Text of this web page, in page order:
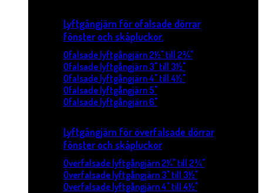
Lyftgångjärn för ofalsade dörrar
fönster och skåpluckor.
Ofalsade lyftgångjärn 2½" till 2¾"
Ofalsade lyftgångjärn 3" till 3½"
Ofalsade lyftgångjärn 4" till 4½"
Ofalsade lyftgångjärn 5"
Ofalsade lyftgångjärn 6"
Lyftgångjärn för överfalsade dörrar
fönster och skåpluckor
Överfalsade lyftgångjärn 2¼" till 2¾"
Överfalsade lyftgångjärn 3" till 3½"
Överfalsade lyftgångjärn 4" till 4½"